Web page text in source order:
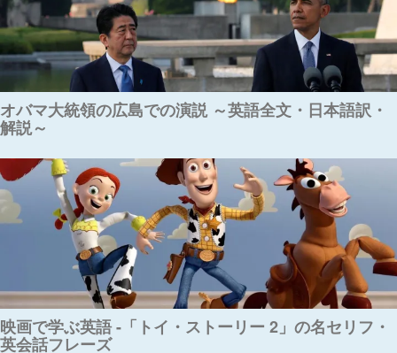
オバマ大統領の広島での演説 ～英語全文・日本語訳・
解説～
映画で学ぶ英語 -「トイ・ストーリー 2」の名セリフ・
英会話フレーズ